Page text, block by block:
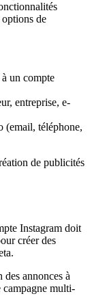
de
un compte
entreprise, e-
(email, téléphone,
de publicités
Instagram doit
créer des
annonces à
campagne multi-